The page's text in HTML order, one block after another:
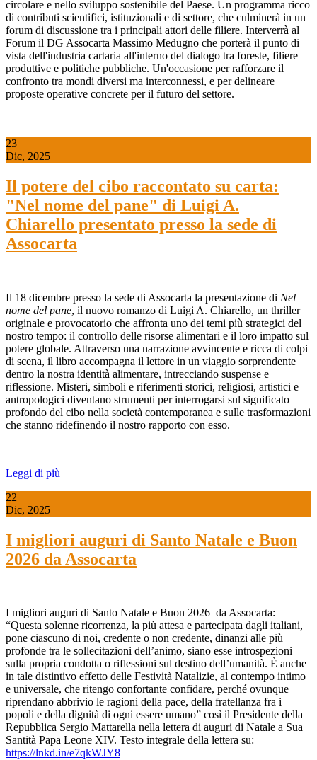
circolare e nello sviluppo sostenibile del Paese. Un programma ricco
di contributi scientifici, istituzionali e di settore, che culminerà in un
forum di discussione tra i principali attori delle filiere. Interverrà al
Forum il DG Assocarta Massimo Medugno che porterà il punto di
vista dell'industria cartaria all'interno del dialogo tra foreste, filiere
produttive e politiche pubbliche. Un'occasione per rafforzare il
confronto tra mondi diversi ma interconnessi, e per delineare
proposte operative concrete per il futuro del settore.
23
Dic, 2025
Il potere del cibo raccontato su carta:
"Nel nome del pane" di Luigi A.
Chiarello presentato presso la sede di
Assocarta
Il 18 dicembre presso la sede di Assocarta la presentazione di Nel
nome del pane, il nuovo romanzo di Luigi A. Chiarello, un thriller
originale e provocatorio che affronta uno dei temi più strategici del
nostro tempo: il controllo delle risorse alimentari e il loro impatto sul
potere globale. Attraverso una narrazione avvincente e ricca di colpi
di scena, il libro accompagna il lettore in un viaggio sorprendente
dentro la nostra identità alimentare, intrecciando suspense e
riflessione. Misteri, simboli e riferimenti storici, religiosi, artistici e
antropologici diventano strumenti per interrogarsi sul significato
profondo del cibo nella società contemporanea e sulle trasformazioni
che stanno ridefinendo il nostro rapporto con esso.
Leggi di più
22
Dic, 2025
I migliori auguri di Santo Natale e Buon
2026 da Assocarta
I migliori auguri di Santo Natale e Buon 2026 da Assocarta:
“Questa solenne ricorrenza, la più attesa e partecipata dagli italiani,
pone ciascuno di noi, credente o non credente, dinanzi alle più
profonde tra le sollecitazioni dell’animo, siano esse introspezioni
sulla propria condotta o riflessioni sul destino dell’umanità. È anche
in tale distintivo effetto delle Festività Natalizie, al contempo intimo
e universale, che ritengo confortante confidare, perché ovunque
riprendano abbrivio le ragioni della pace, della fratellanza fra i
popoli e della dignità di ogni essere umano” così il Presidente della
Repubblica Sergio Mattarella nella lettera di auguri di Natale a Sua
Santità Papa Leone XIV. Testo integrale della lettera su:
https://lnkd.in/e7qkWJY8